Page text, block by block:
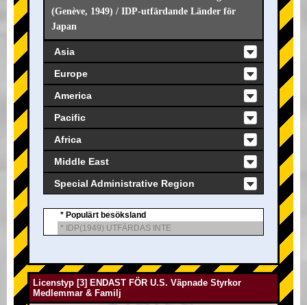
(Genève, 1949) / IDP-utfärdande Länder för
Japan
Asia
Europe
America
Pacific
Africa
Middle East
Special Administrative Region
* Populärt besöksland
* IDP(1949) UTFÄRDAS INTE
Licenstyp [3] ENDAST FÖR U.S. Väpnade Styrkor
Medlemmar & Familj